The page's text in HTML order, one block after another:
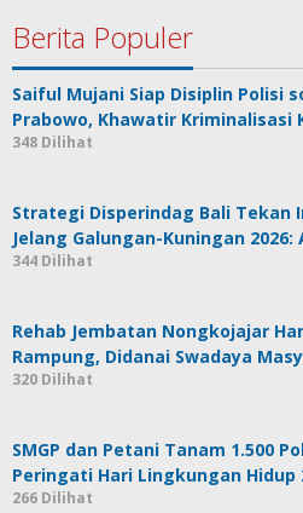
Berita Populer
Saiful Mujani Siap Disiplin Polisi
Prabowo, Khawatir Kriminalisasi
348 Dilihat
Strategi Disperindag Bali Tekan
Jelang Galungan-Kuningan
344 Dilihat
Rehab Jembatan Nongkojajar
Rampung, Didanai Swadaya
320 Dilihat
SMGP dan Petani Tanam 1.500
Peringati Hari Lingkungan Hidup
266 Dilihat